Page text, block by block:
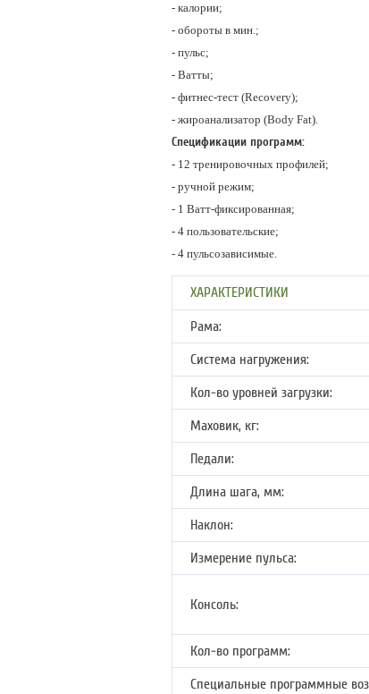
- калории;
- обороты в мин.;
- пульс;
- Ватты;
- фитнес-тест (Recovery);
- жироанализатор (Body Fat).
Спецификации программ:
- 12 тренировочных профилей;
- ручной режим;
- 1 Ватт-фиксированная;
- 4 пользовательские;
- 4 пульсозависимые.
ХАРАКТЕРИСТИКИ
Рама:
Система нагружения:
Кол-во уровней загрузки:
Маховик, кг:
Педали:
Длина шага, мм:
Наклон:
Измерение пульса:
Консоль:
Кол-во программ:
Специальные программные